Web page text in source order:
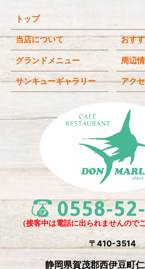
2025年9月(3)
2025年8月(4)
(4)
2025年6月(3)
2025年4月
(2)
2025年3月
(2)
2025年2月
(6)
2024年12月 (1)
2024年11月
2024年10月(1)
2024年9月(5)
2024年8月 (1)
トップ
当店について おす
グランドメニュー 周辺
サンキューギャラリー アク
（接客中は電話に出られませんので
〒410-3514
静岡県賀茂郡西伊豆町